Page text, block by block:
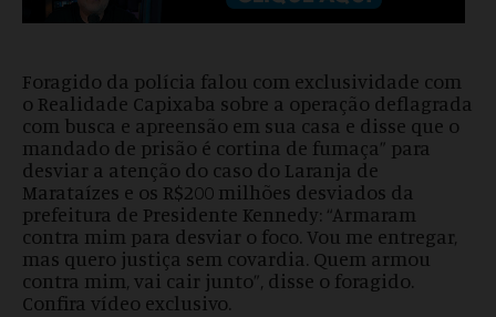
Foragido da polícia falou com exclusividade com
o Realidade Capixaba sobre a operação deflagrada
com busca e apreensão em sua casa e disse que o
mandado de prisão é cortina de fumaça” para
desviar a atenção do caso do Laranja de
Marataízes e os R$200 milhões desviados da
prefeitura de Presidente Kennedy: “Armaram
contra mim para desviar o foco. Vou me entregar,
mas quero justiça sem covardia. Quem armou
contra mim, vai cair junto”, disse o foragido.
Confira vídeo exclusivo.